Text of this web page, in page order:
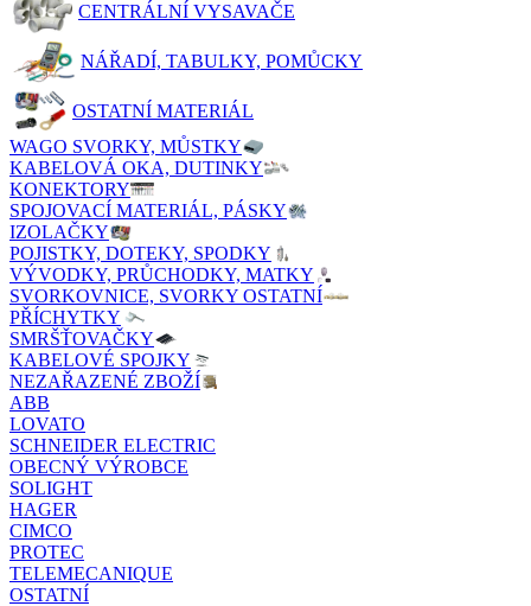
CENTRÁLNÍ VYSAVAČE
NÁŘADÍ, TABULKY, POMŮCKY
OSTATNÍ MATERIÁL
WAGO SVORKY, MŮSTKY
KABELOVÁ OKA, DUTINKY
KONEKTORY
SPOJOVACÍ MATERIÁL, PÁSKY
IZOLAČKY
POJISTKY, DOTEKY, SPODKY
VÝVODKY, PRŮCHODKY, MATKY
SVORKOVNICE, SVORKY OSTATNÍ
PŘÍCHYTKY
SMRŠŤOVAČKY
KABELOVÉ SPOJKY
NEZAŘAZENÉ ZBOŽÍ
ABB
LOVATO
SCHNEIDER ELECTRIC
OBECNÝ VÝROBCE
SOLIGHT
HAGER
CIMCO
PROTEC
TELEMECANIQUE
OSTATNÍ